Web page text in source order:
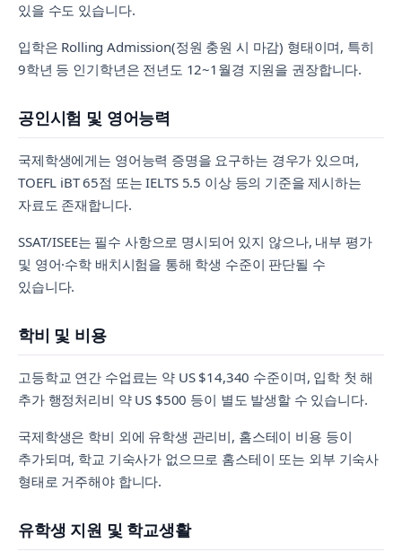
있을 수도 있습니다.
입학은 Rolling Admission(정원 충원 시 마감) 형태이며, 특히
9학년 등 인기학년은 전년도 12~1월경 지원을 권장합니다.
공인시험 및 영어능력
국제학생에게는 영어능력 증명을 요구하는 경우가 있으며,
TOEFL iBT 65점 또는 IELTS 5.5 이상 등의 기준을 제시하는
자료도 존재합니다.
SSAT/ISEE는 필수 사항으로 명시되어 있지 않으나, 내부 평가
및 영어·수학 배치시험을 통해 학생 수준이 판단될 수
있습니다.
학비 및 비용
고등학교 연간 수업료는 약 US $14,340 수준이며, 입학 첫 해
추가 행정처리비 약 US $500 등이 별도 발생할 수 있습니다.
국제학생은 학비 외에 유학생 관리비, 홈스테이 비용 등이
추가되며, 학교 기숙사가 없으므로 홈스테이 또는 외부 기숙사
형태로 거주해야 합니다.
유학생 지원 및 학교생활